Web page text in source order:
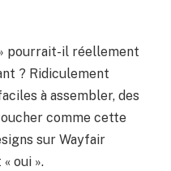
pourrait-il réellement
? Ridiculement
à assembler, des
comme cette
sur Wayfair
oui ».